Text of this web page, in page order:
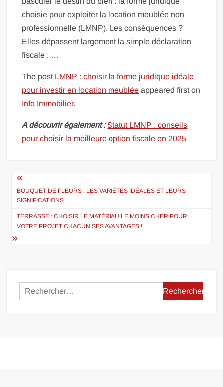
choisie pour exploiter la location meublée non
professionnelle (LMNP). Les conséquences ?
Elles dépassent largement la simple déclaration
fiscale : …
The post LMNP : choisir la forme juridique idéale
pour investir en location meublée appeared first on
Info Immobilier.
A découvrir également : Statut LMNP : conseils
pour choisir la meilleure option fiscale en 2025
Navigation
de
l’article
BOUQUET DE FLEURS : LES VARIÉTÉS IDÉALES ET LEURS
SIGNIFICATIONS
TERRASSE : CHOISIR LE MATÉRIAU LE MOINS CHER POUR
VOTRE PROJET CHACUN SES AVANTAGES !
Rechercher :